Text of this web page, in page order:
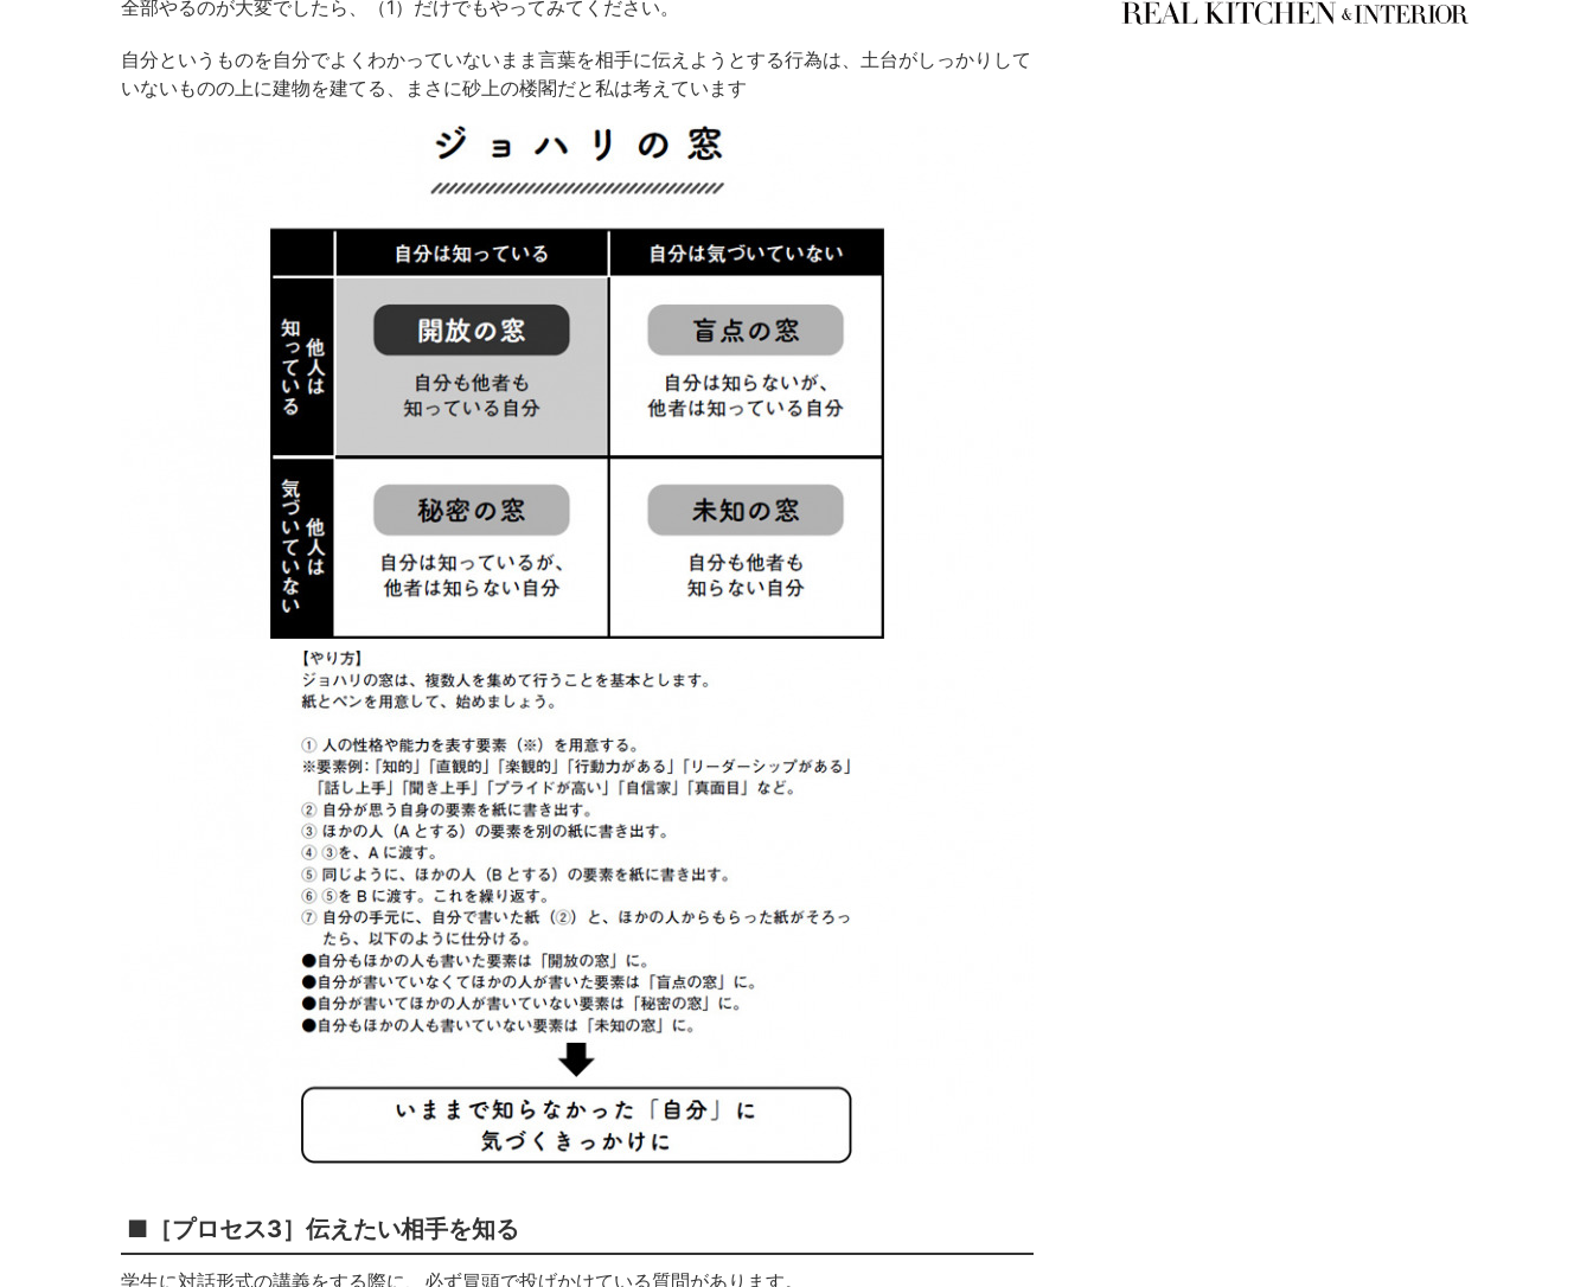
全部やるのが大変でしたら、（1）だけでもやってみてください。
自分というものを自分でよくわかっていないまま言葉を相手に伝えようとする行為は、土台がしっかりして
いないものの上に建物を建てる、まさに砂上の楼閣だと私は考えています
■［プロセス3］伝えたい相手を知る
学生に対話形式の講義をする際に、必ず冒頭で投げかけている質問があります。